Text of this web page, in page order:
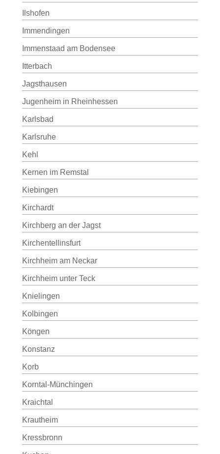
Ilshofen
Immendingen
Immenstaad am Bodensee
Itterbach
Jagsthausen
Jugenheim in Rheinhessen
Karlsbad
Karlsruhe
Kehl
Kernen im Remstal
Kiebingen
Kirchardt
Kirchberg an der Jagst
Kirchentellinsfurt
Kirchheim am Neckar
Kirchheim unter Teck
Knielingen
Kolbingen
Köngen
Konstanz
Korb
Korntal-Münchingen
Kraichtal
Krautheim
Kressbronn